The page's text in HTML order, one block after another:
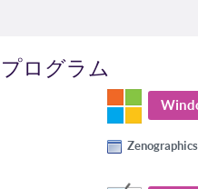
ログラム